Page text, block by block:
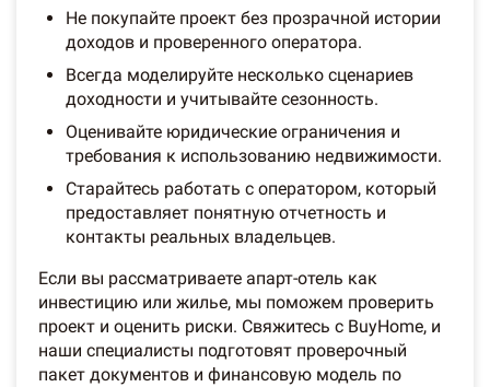
Не покупайте проект без прозрачной истории
доходов и проверенного оператора.
Всегда моделируйте несколько сценариев
доходности и учитывайте сезонность.
Оценивайте юридические ограничения и
требования к использованию недвижимости.
Старайтесь работать с оператором, который
предоставляет понятную отчетность и
контакты реальных владельцев.
Если вы рассматриваете апарт-отель как
инвестицию или жилье, мы поможем проверить
проект и оценить риски. Свяжитесь с BuyHome, и
наши специалисты подготовят проверочный
пакет документов и финансовую модель по